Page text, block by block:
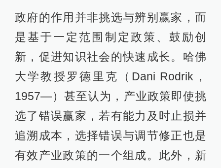
政府的作用并非挑选与辨别赢家，而
是基于一定范围制定政策、鼓励创
新，促进知识社会的快速成长。哈佛
大学教授罗德里克（Dani Rodrik，
1957—）甚至认为，产业政策即使挑
选了错误赢家，若有能力及时止损并
追溯成本，选择错误与调节修正也是
有效产业政策的一个组成。此外，新